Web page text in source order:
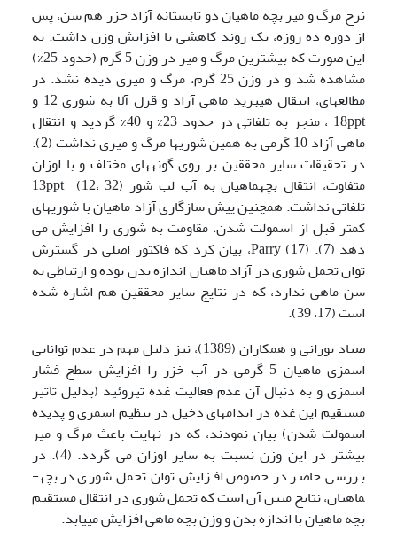
نرخ مرگ و میر بچه ماهیان دو تابستانه آزاد خزر هم سن، پس
از دوره ده روزه، یک روند کاهشی با افزایش وزن داشت. به
این صورت که بیشترین مرگ و میر در وزن 5 گرم (حدود 25%)
مشاهده شد و در وزن 25 گرم، مرگ و میری دیده نشد. در
مطالعه­ای، انتقال هیبرید ماهی آزاد و قزل آلا به شوری 12 و
18ppt ، منجر به تلفاتی در حدود 23% و 40% گردید و انتقال
ماهی آزاد 10 گرمی به همین شوری­ها مرگ و میری نداشت (2).
در تحقیقات سایر محققین بر روی گونه­های مختلف و با اوزان
متفاوت، انتقال بچه­ماهیان به آب لب شور 13ppt (12، 32)
تلفاتی نداشت. همچنین پیش سازگاری آزاد ماهیان با شوری­های
کمتر قبل از اسمولت شدن، مقاومت به شوری را افزایش می
دهد (7). Parry (17)، بیان کرد که فاکتور اصلی در گسترش
توان تحمل شوری در آزاد ماهیان اندازه بدن بوده و ارتباطی به
سن ماهی ندارد، که در نتایج سایر محققین هم اشاره شده
است (17، 39).
صیاد بورانی و همکاران (1389)، نیز دلیل مهم در عدم توانایی
اسمزی ماهیان 5 گرمی در آب خزر را افزایش سطح فشار
اسمزی و به دنبال آن عدم فعالیت غده تیروئید (بدلیل تاثیر
مستقیم این غده در اندامهای دخیل در تنظیم اسمزی و پدیده
اسمولت شدن) بیان نمودند، که در نهایت باعث مرگ و میر
بیشتر در این وزن نسبت به سایر اوزان می گردد. (4). در
بررسی حاضر در خصوص افزایش توان تحمل شوری در بچه­
ماهیان، نتایج مبین آن است که تحمل شوری در انتقال مستقیم
بچه ماهیان با اندازه بدن و وزن بچه ماهی افزایش می­یابد.